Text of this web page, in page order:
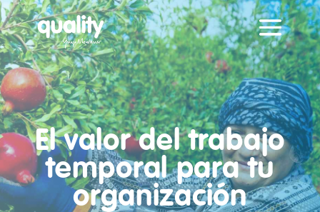
El valor del trabajo
temporal para tu
organización